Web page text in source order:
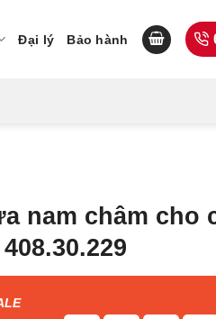
Đại lý Bảo hành
nam châm cho